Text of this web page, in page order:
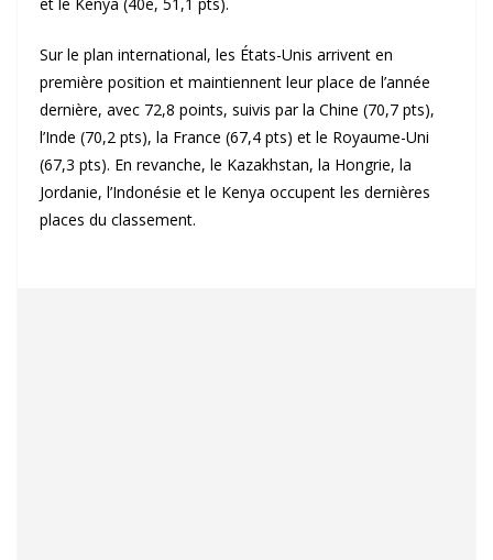
Sur le plan international, les États-Unis arrivent en
première position et maintiennent leur place de l’année
dernière, avec 72,8 points, suivis par la Chine (70,7 pts),
l’Inde (70,2 pts), la France (67,4 pts) et le Royaume-Uni
(67,3 pts). En revanche, le Kazakhstan, la Hongrie, la
Jordanie, l’Indonésie et le Kenya occupent les dernières
places du classement.